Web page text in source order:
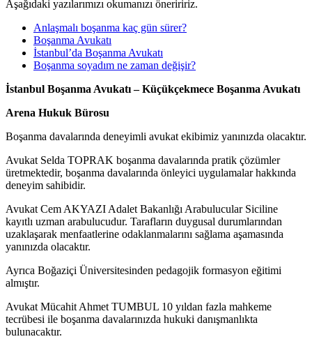
Aşağıdaki yazılarımızı okumanızı öneriririz.
Anlaşmalı boşanma kaç gün sürer?
Boşanma Avukatı
İstanbul’da Boşanma Avukatı
Boşanma soyadım ne zaman değişir?
İstanbul Boşanma Avukatı – Küçükçekmece Boşanma Avukatı
Arena Hukuk Bürosu
Boşanma davalarında deneyimli avukat ekibimiz yanınızda olacaktır.
Avukat Selda TOPRAK boşanma davalarında pratik çözümler
üretmektedir, boşanma davalarında önleyici uygulamalar hakkında
deneyim sahibidir.
Avukat Cem AKYAZI Adalet Bakanlığı Arabulucular Siciline
kayıtlı uzman arabulucudur. Tarafların duygusal durumlarından
uzaklaşarak menfaatlerine odaklanmalarını sağlama aşamasında
yanınızda olacaktır.
Ayrıca Boğaziçi Üniversitesinden pedagojik formasyon eğitimi
almıştır.
Avukat Mücahit Ahmet TUMBUL 10 yıldan fazla mahkeme
tecrübesi ile boşanma davalarınızda hukuki danışmanlıkta
bulunacaktır.